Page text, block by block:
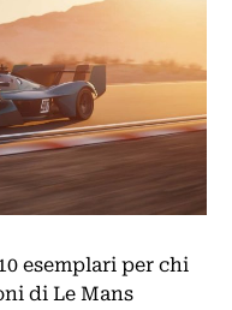
esemplari per chi
di Le Mans